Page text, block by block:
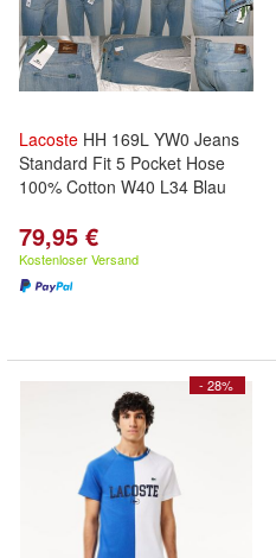
Lacoste HH 169L YW0 Jeans
Standard Fit 5 Pocket Hose
100% Cotton W40 L34 Blau
79,95 €
Kostenloser Versand
- 28%